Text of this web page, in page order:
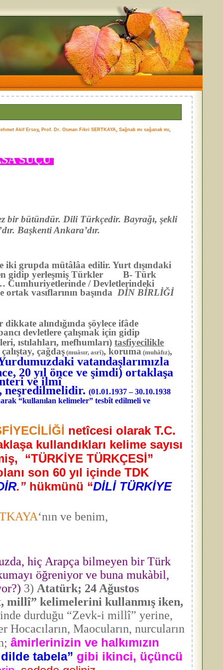
Akif Ersoy, Prof. Dr. Osman Fikri SERTKAYA,Sağnak mı sağanak mı,
SUÇU
bir bütündür. Dili Türkçedir. Bayrağı, şekli
Başkenti Ankara’dır.
grupda mütâlâa edilir. Yurt dışındaki
gidip yerleşmiş Türkler B- Türk
Cumhuriyetlerinde / Devletlerindeki
vasıflarının başında DİN BİRLİĞİ
alındığında şöylece ifâde
devletlere çalışmak için gidip
ıstılahları, mefhumları)tasfiyecilikle
çağdaş(muâsır, asrî), koruma (muhâfız),
vatandaşlarımızla
20 yıl önce ve şimdi) ortaklaşa
ve ilmî
neşredilmelidir.(01.01.1937 – 30.10.1938
“kullanılan kelimeler” tesbît edilmeli ve
netîcesi olarak T.C.
kullandıkları kelime sayısı
“TÜRKİYE TÜRKÇESİ”
son 60 yıl içinde TDK
.” hükmünü “DİLİ TÜRKİYE
‘nın ve benim,
hiç Arapça bilmeyen bir Türk
öğreniyor ve buna mukàbil,
3) Atatürk; 24 Ağustos
millî” kelimelerini kullanmış iken,
durduğu “Zevk-i millî” yerine,
Maocuların, nurcuların
âmirlerinizin ve halkımızın
dilde tabela” gibi ikinci, üçüncü